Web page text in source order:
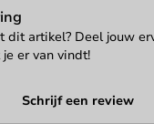
dit artikel? Deel jouw
er van vindt!
Schrijf een review